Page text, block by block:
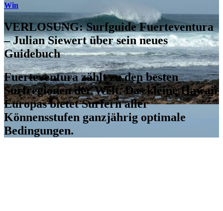
Win
VERLOSUNG: Surfguide Fuerteventura
– Julian Siewert über sein neues
Guidebuch
Fuerteventura zählt zu den besten
Surfregionen der Welt. Das kleine Hawaii
Europas bietet Surfern aller
Könnensstufen ganzjährig optimale
Bedingungen.